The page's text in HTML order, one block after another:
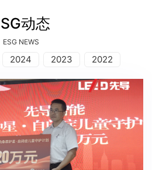
动态
ESG NEWS
2024 2023 2022